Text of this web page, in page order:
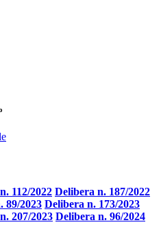
112/2022 Delibera n. 187/2022
89/2023 Delibera n. 173/2023
207/2023 Delibera n. 96/2024